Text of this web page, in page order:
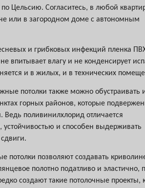
Цельсию. Согласитесь, в любой
или в загородном доме с автономным
и грибковых инфекций пленка
впитывает влагу и не конденсирует
и в жилых, и в технических
потолки также можно обустраивать
горных районов, которые
Ведь поливинилхлорид отличается
устойчивостью и способен выдерживать
потолки позволяют создавать
полотно податливо и эластично,
создают такие потолочные проекты,